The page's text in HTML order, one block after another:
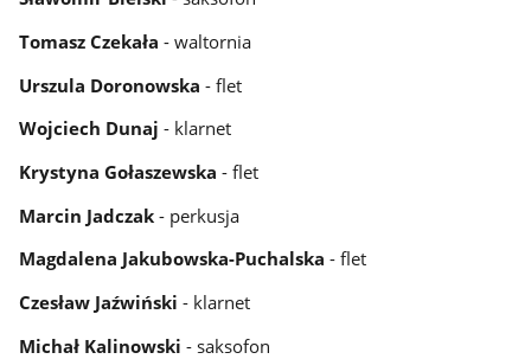
Tomasz Czekała - waltornia
Urszula Doronowska- flet
Wojciech Dunaj - klarnet
Krystyna Gołaszewska - flet
Marcin Jadczak - perkusja
Magdalena Jakubowska-Puchalska - flet
Czesław Jaźwiński - klarnet
Michał Kalinowski - saksofon